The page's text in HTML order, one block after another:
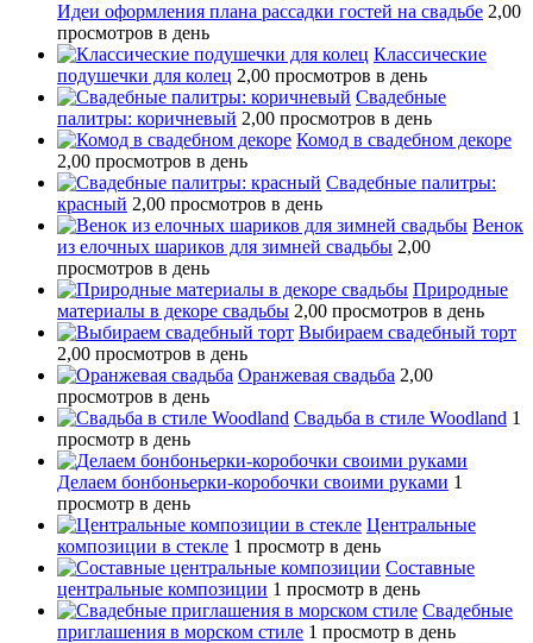
Идеи оформления плана рассадки гостей на свадьбе 2,00
просмотров в день
Классические
подушечки для колец 2,00 просмотров в день
Свадебные
палитры: коричневый 2,00 просмотров в день
Комод в свадебном декоре
2,00 просмотров в день
Свадебные палитры:
красный 2,00 просмотров в день
Венок
из елочных шариков для зимней свадьбы 2,00
просмотров в день
Природные
материалы в декоре свадьбы 2,00 просмотров в день
Выбираем свадебный торт
2,00 просмотров в день
Оранжевая свадьба 2,00
просмотров в день
Свадьба в стиле Woodland 1
просмотр в день
Делаем бонбоньерки-коробочки своими руками 1
просмотр в день
Центральные
композиции в стекле 1 просмотр в день
Составные
центральные композиции 1 просмотр в день
Свадебные
приглашения в морском стиле 1 просмотр в день